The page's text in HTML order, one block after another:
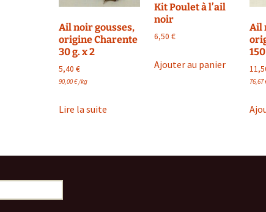
Ail noir gousses,
origine Charente
30 g. x 2
5,40 €
90,00€/kg
Lire la suite
Kit Poulet à l’ail
noir
6,50€
Ajouter au panier
Ail
76,67